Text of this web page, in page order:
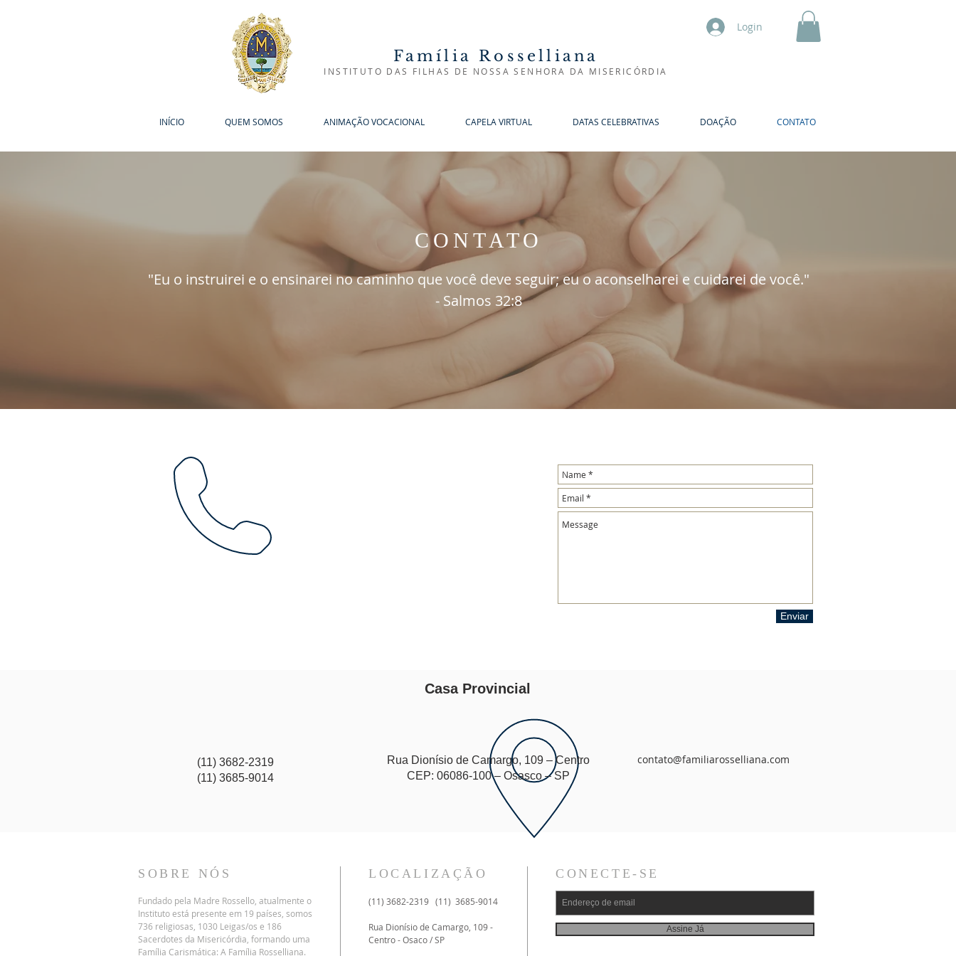
Login
Família Rosselliana
INSTITUTO DAS FILHAS DE NOSSA SENHORA DA MISERICÓRDIA
INÍCIO QUEM SOMOS ANIMAÇÃO VOCACIONAL CAPELA VIRTUAL DATAS CELEBRATIVAS DOAÇÃO CONTATO
CONTATO
"Eu o instruirei e o ensinarei no caminho que você deve seguir; eu o aconselharei e cuidarei de você."
- Salmos 32:8
Enviar
Casa Provincial
(11) 3682-2319
(11) 3685-9014
Rua Dionísio de Camargo, 109 – Centro
CEP: 06086-100 – Osasco – SP
contato@familiarosselliana.com
SOBRE NÓS
Fundado pela Madre Rossello, atualmente o
Instituto está presente em 19 países, somos
736 religiosas, 1030 Leigas/os e 186
Sacerdotes da Misericórdia, formando uma
Família Carismática: A Família Rosselliana.
LOCALIZAÇÃO
(11) 3682-2319 (11) 3685-9014
Rua Dionísio de Camargo, 109 -
Centro - Osaco / SP
CONECTE-SE
Assine Já